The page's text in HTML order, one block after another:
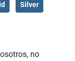
Silver
no